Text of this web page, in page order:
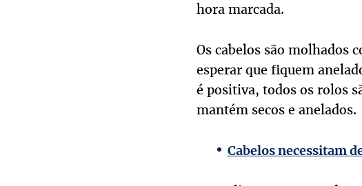
hora marcada.
Os cabelos são molhados
esperar que fiquem
é positiva, todos os rolos
mantém secos e anelados.
Cabelos necessitam